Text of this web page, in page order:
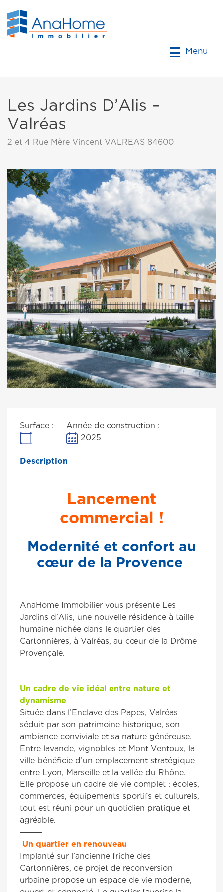
Menu
Les Jardins D’Alis –
Valréas
2 et 4 Rue Mère Vincent VALREAS 84600
Previous Next
Surface :
Année de construction :
2025
Description
Lancement
commercial !
Modernité et confort au
cœur de la Provence
AnaHome Immobilier vous présente Les
Jardins d’Alis, une nouvelle résidence à taille
humaine nichée dans le quartier des
Cartonnières, à Valréas, au cœur de la Drôme
Provençale.
Un cadre de vie idéal entre nature et
dynamisme
Située dans l’Enclave des Papes, Valréas
séduit par son patrimoine historique, son
ambiance conviviale et sa nature généreuse.
Entre lavande, vignobles et Mont Ventoux, la
ville bénéficie d’un emplacement stratégique
entre Lyon, Marseille et la vallée du Rhône.
Elle propose un cadre de vie complet : écoles,
commerces, équipements sportifs et culturels,
tout est réuni pour un quotidien pratique et
agréable.
⸻
️ Un quartier en renouveau
Implanté sur l’ancienne friche des
Cartonnières, ce projet de reconversion
urbaine propose un espace de vie moderne,